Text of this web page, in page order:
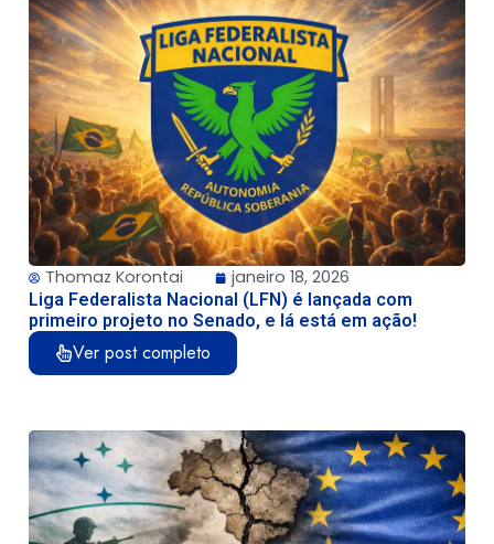
Thomaz Korontai janeiro 18, 2026
Liga Federalista Nacional (LFN) é lançada com
primeiro projeto no Senado, e lá está em ação!
Ver post completo